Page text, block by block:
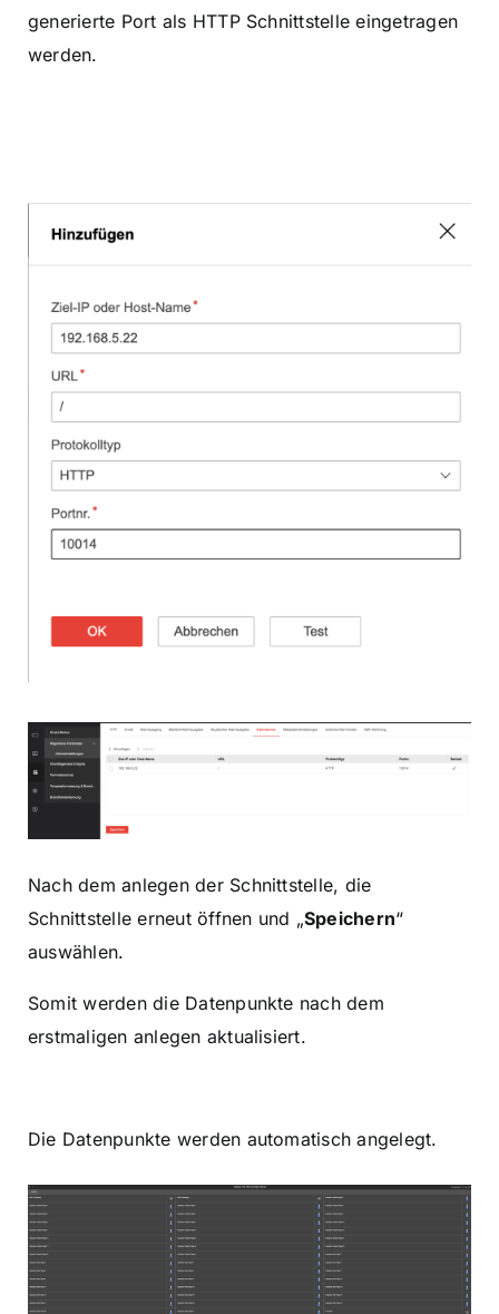
generierte Port als HTTP Schnittstelle eingetragen
werden.
Nach dem anlegen der Schnittstelle, die
Schnittstelle erneut öffnen und „Speichern“
auswählen.
Somit werden die Datenpunkte nach dem
erstmaligen anlegen aktualisiert.
Die Datenpunkte werden automatisch angelegt.